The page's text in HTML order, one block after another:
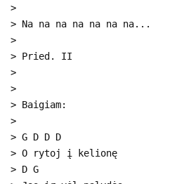
>
> Na na na na na na na...
>
> Pried. II
>
>
> Baigiam:
>
> G D D D
> O rytoj į kelionę
> D G